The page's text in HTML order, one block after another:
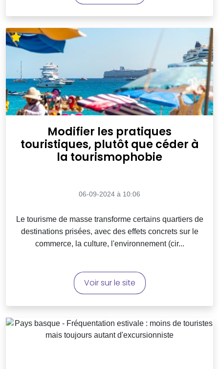
Modifier les pratiques
touristiques, plutôt que céder à
la tourismophobie
06-09-2024 à 10:06
Le tourisme de masse transforme certains quartiers de
destinations prisées, avec des effets concrets sur le
commerce, la culture, l'environnement (cir...
Voir sur le site